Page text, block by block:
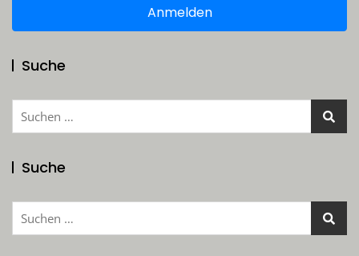
Anmelden
Suche
Suchen
Suche
Suchen